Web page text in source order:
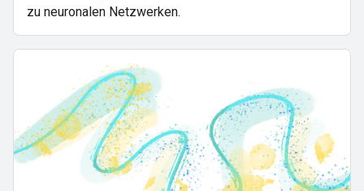
zu neuronalen Netzwerken.